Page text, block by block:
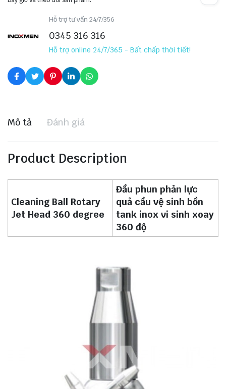
Hỗ trợ tư vấn 24/7/356
0345 316 316
Hỗ trợ online 24/7/365 - Bất chấp thời tiết!
Mô tả Đánh giá
Product Description
Cleaning Ball Rotary
Jet Head 360 degree
Đầu phun phản lực
quả cầu vệ sinh bồn
tank inox vi sinh xoay
360 độ